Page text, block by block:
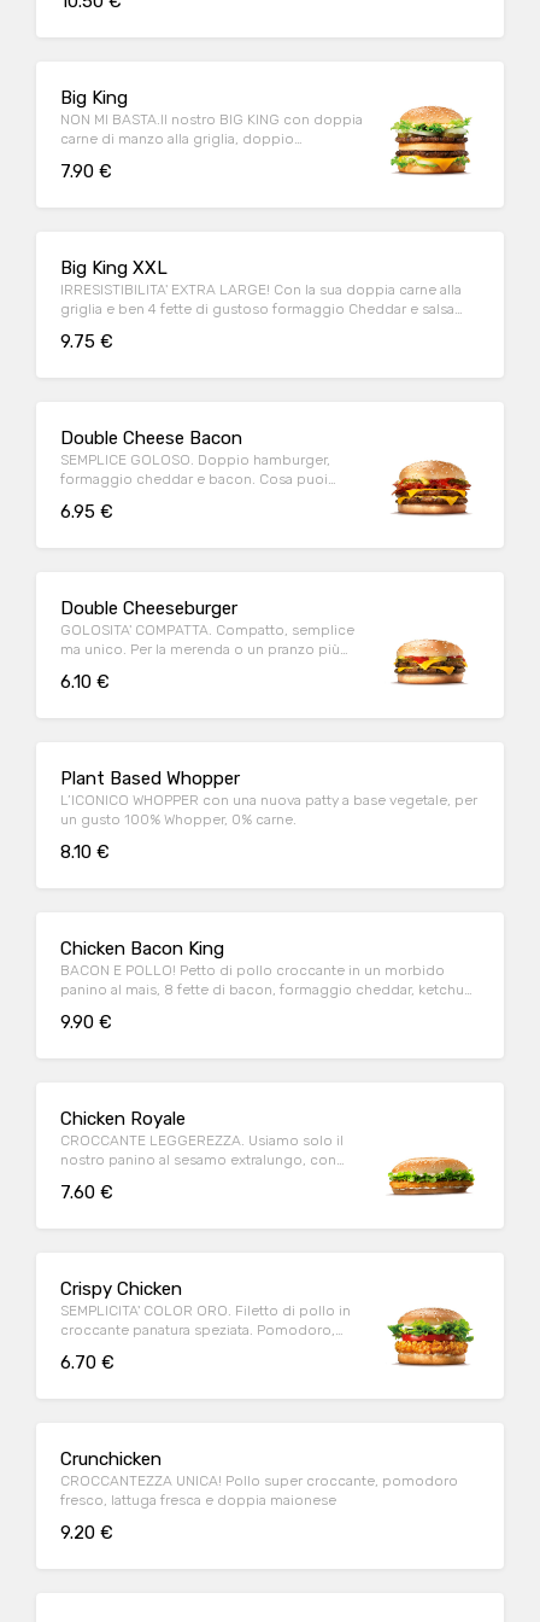
Big King
NON MI BASTA.Il nostro BIG KING con doppia
carne di manzo alla griglia, doppio
7.90 €
Big King XXL
IRRESISTIBILITA' EXTRA LARGE! Con la sua doppia carne alla
griglia e ben 4 fette di gustoso formaggio Cheddar e salsa
9.75 €
Double Cheese Bacon
SEMPLICE GOLOSO. Doppio hamburger,
formaggio cheddar e bacon. Cosa puoi
6.95 €
Double Cheeseburger
GOLOSITA' COMPATTA. Compatto, semplice
ma unico. Per la merenda o un pranzo più
6.10 €
Plant Based Whopper
L’ICONICO WHOPPER con una nuova patty a base vegetale, per
un gusto 100% Whopper, 0% carne.
8.10 €
Chicken Bacon King
BACON E POLLO! Petto di pollo croccante in un morbido
panino al mais, 8 fette di bacon, formaggio cheddar, ketchup,
9.90 €
Chicken Royale
CROCCANTE LEGGEREZZA. Usiamo solo il
nostro panino al sesamo extralungo, con
7.60 €
Crispy Chicken
SEMPLICITA' COLOR ORO. Filetto di pollo in
croccante panatura speziata. Pomodoro,
6.70 €
Crunchicken
CROCCANTEZZA UNICA! Pollo super croccante, pomodoro
fresco, lattuga fresca e doppia maionese
9.20 €